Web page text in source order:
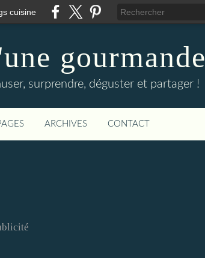
cuisine
gourmande
surprendre, déguster et partager !
ARCHIVES CONTACT